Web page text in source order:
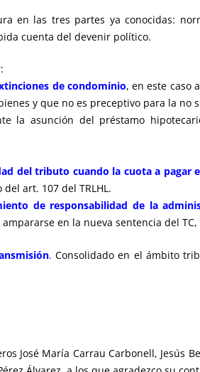
en las tres partes ya conocidas:
cuenta del devenir político.
de condominio, en este caso
y que no es preceptivo para la no
la asunción del préstamo
del tributo cuando la cuota a pagar
art. 107 del TRLHL.
de responsabilidad de la
en la nueva sentencia del
. Consolidado en el ámbito
José María Carrau Carbonell, Jesús